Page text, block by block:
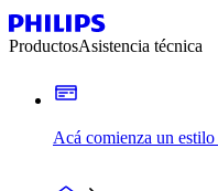
ProductosAsistencia técnica
Acá comienza un